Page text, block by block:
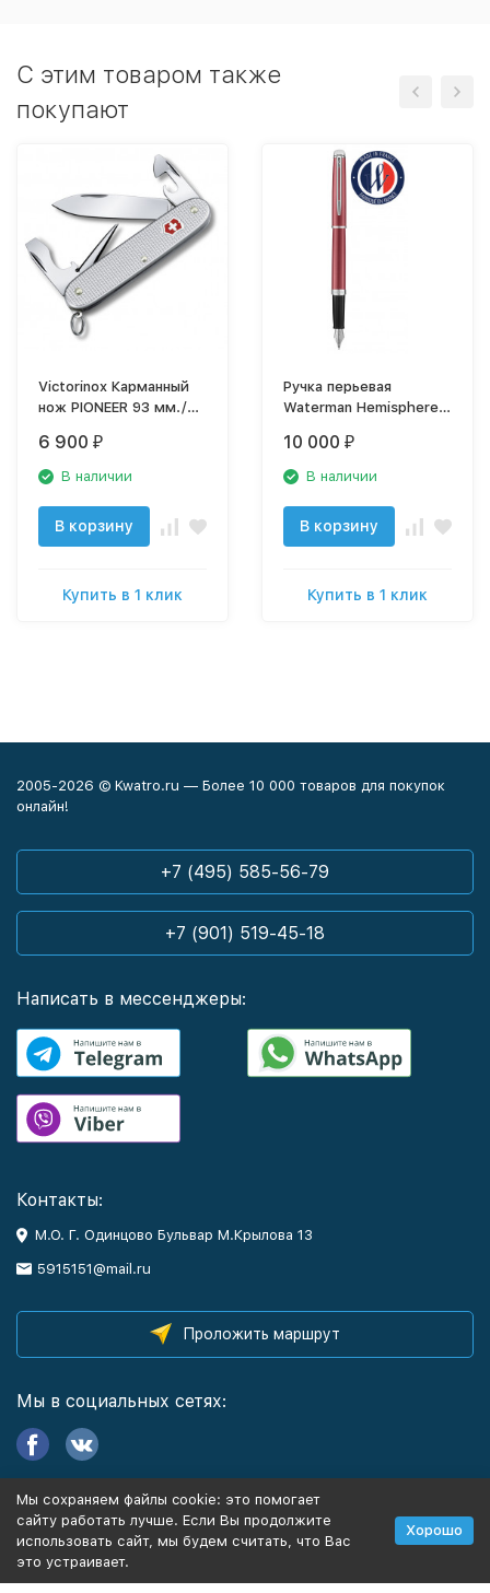
C этим товаром также
покупают
Victorinox Карманный
нож PIONEER 93 мм./
0.8201.26
6 900 ₽
В наличии
В корзину
Купить в 1 клик
Ручка перьевая
Waterman Hemisphere
CT F перо сталь
нержавеющая
10 000 ₽
В наличии
В корзину
Купить в 1 клик
2005-2026 © Kwatro.ru — Более 10 000 товаров для покупок
онлайн!
+7 (495) 585-56-79
+7 (901) 519-45-18
Написать в мессенджеры:
Контакты:
М.О. Г. Одинцово Бульвар М.Крылова 13
5915151@mail.ru
Проложить маршрут
Мы в социальных сетях:
Информация
Политика персональных данных
Мы сохраняем файлы cookie: это помогает
сайту работать лучше. Если Вы продолжите
использовать сайт, мы будем считать, что Вас
это устраивает.
Хорошо